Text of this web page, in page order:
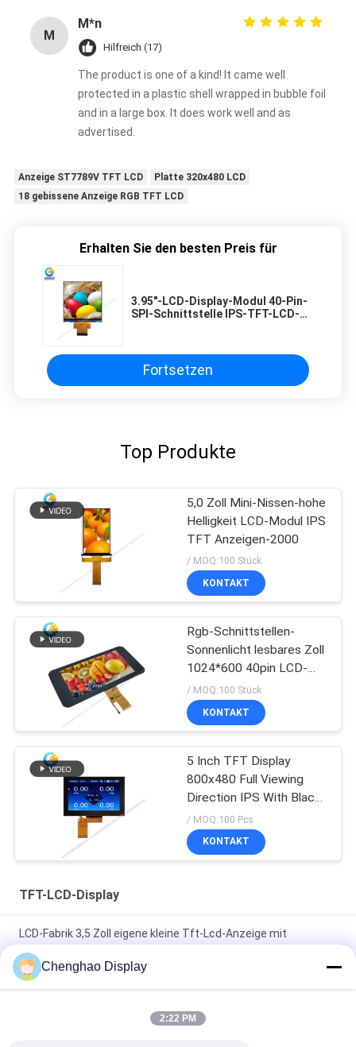
M
M*n
Hilfreich (17)
The product is one of a kind! It came well
protected in a plastic shell wrapped in bubble foil
and in a large box. It does work well and as
advertised.
Anzeige ST7789V TFT LCD
Platte 320x480 LCD
18 gebissene Anzeige RGB TFT LCD
Erhalten Sie den besten Preis für
3.95"-LCD-Display-Modul 40-Pin-
SPI-Schnittstelle IPS-TFT-LCD-
Fortsetzen
Top Produkte
5,0 Zoll Mini-Nissen-hohe
Helligkeit LCD-Modul IPS
TFT Anzeigen-2000
/ MOQ:100 Stück
KONTAKT
Rgb-Schnittstellen-
Sonnenlicht lesbares Zoll
1024*600 40pin LCD-
Anzeigen-7、
/ MOQ:100 Stück
KONTAKT
5 Inch TFT Display
800x480 Full Viewing
Direction IPS With Black
Glass Cover
/ MOQ:100 Pcs
KONTAKT
TFT-LCD-Display
LCD-Fabrik 3,5 Zoll eigene kleine Tft-Lcd-Anzeige mit
Kapazitäts-Touch
7 In 50 Pin 250cd/m2 800x480 Rgb Tft Lcd Monitor
Chenghao Display
2:22 PM